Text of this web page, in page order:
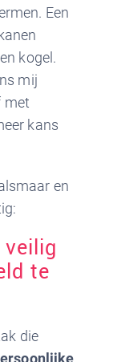
Een
kogel.
mij
met
kans
en
veilig
te
die